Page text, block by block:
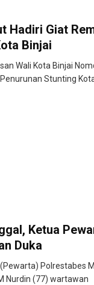
Hadiri Giat
Binjai
Wali Kota Binjai
Stunting Kota
Ketua
Duka
Polrestabes
Nurdin (77) wartawan